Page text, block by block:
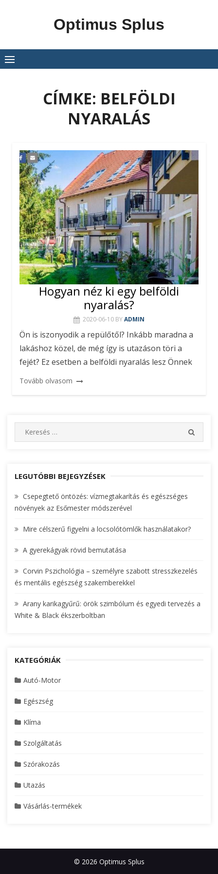
Optimus Splus
CÍMKE: BELFÖLDI
NYARALÁS
Hogyan néz ki egy belföldi
nyaralás?
2020-06-10 BYADMIN
Ön is iszonyodik a repülőtől? Inkább maradna a
lakáshoz közel, de még így is utazáson töri a
fejét? Ez esetben a belföldi nyaralás lesz Önnek
Tovább olvasom
e
c
f
o
:
E
LEGUTÓBBI BEJEGYZÉSEK
Csepegtető öntözés: vízmegtakarítás és egészséges
növények az Esőmester módszerével
Mire célszerű figyelni a locsolótömlők használatakor?
A gyerekágyak rövid bemutatása
Corvin Pszichológia – személyre szabott stresszkezelés
és mentális egészség szakemberekkel
Arany karikagyűrű: örök szimbólum és egyedi tervezés a
White & Black ékszerboltban
KATEGÓRIÁK
Autó-Motor
Egészség
Klíma
Szolgáltatás
Szórakozás
Utazás
Vásárlás-termékek
© 2026 Optimus Splus